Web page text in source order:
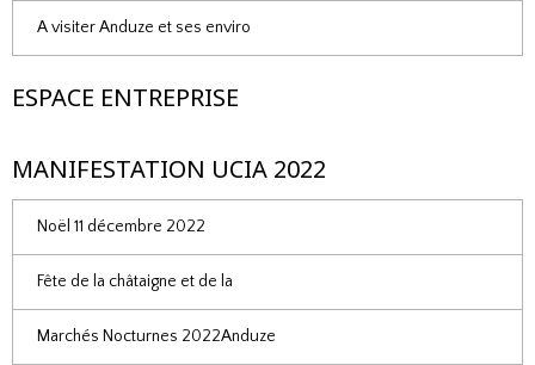
A visiter Anduze et ses enviro
ESPACE ENTREPRISE
MANIFESTATION UCIA 2022
Noël 11 décembre 2022
Fête de la châtaigne et de la
Marchés Nocturnes 2022Anduze